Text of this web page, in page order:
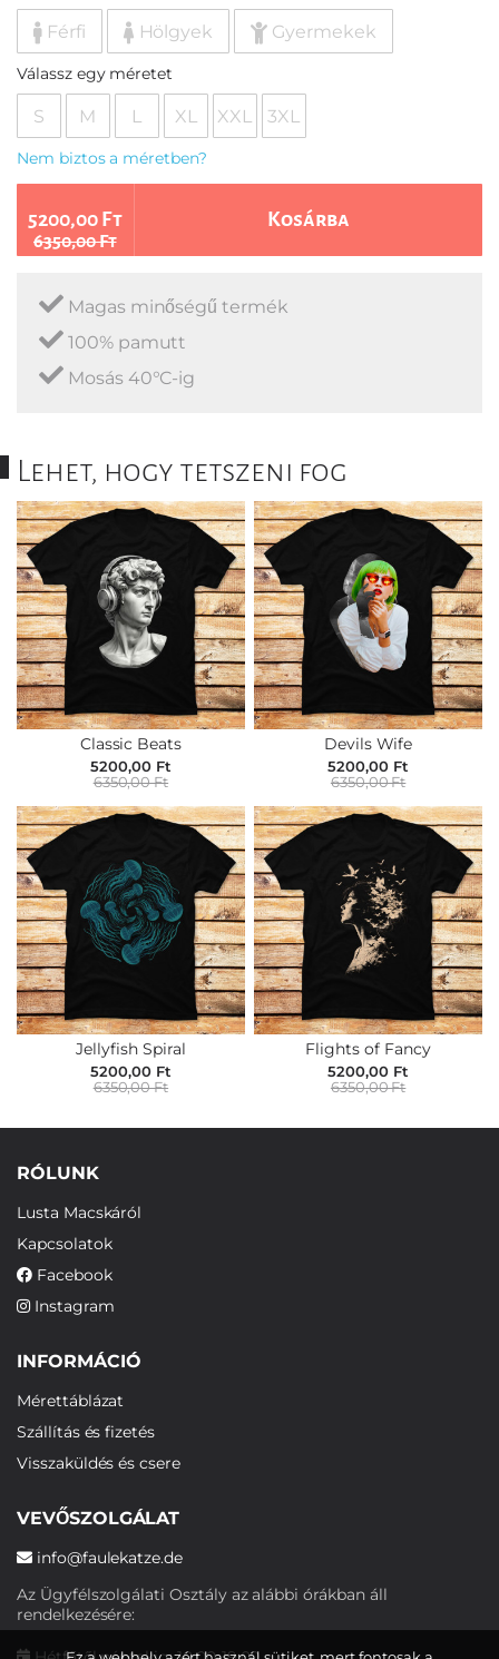
Férfi Hölgyek Gyermekek
Válassz egy méretet
S M L XL XXL 3XL
Nem biztos a méretben?
5200,00 Ft
6350,00 Ft
Kosárba
Magas minőségű termék
100% pamutt
Mosás 40°C-ig
Lehet, hogy tetszeni fog
Classic Beats
5200,00 Ft
6350,00 Ft
Devils Wife
5200,00 Ft
6350,00 Ft
Jellyfish Spiral
5200,00 Ft
6350,00 Ft
Flights of Fancy
5200,00 Ft
6350,00 Ft
RÓLUNK
Lusta Macskáról
Kapcsolatok
Facebook
Instagram
INFORMÁCIÓ
Mérettáblázat
Szállítás és fizetés
Visszaküldés és csere
VEVŐSZOLGÁLAT
info@faulekatze.de
Az Ügyfélszolgálati Osztály az alábbi órákban áll
rendelkezésére: